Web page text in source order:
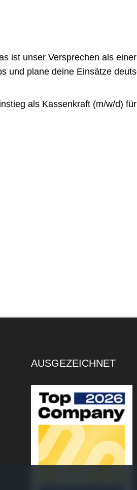
ist unser Versprechen als
plane deine Einsätze
als Kassenkraft (m/w/d)
AUSGEZEICHNET